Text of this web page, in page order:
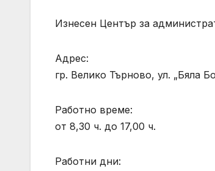
Изнесен Център за
Адрес:
гр. Велико Търново, ул. „Бяла
Работно време:
от 8,30 ч. до 17,00 ч.
Работни дни: